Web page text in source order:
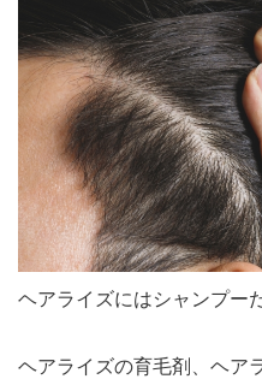
ヘアライズにはシャンプー
ヘアライズの育毛剤、ヘア